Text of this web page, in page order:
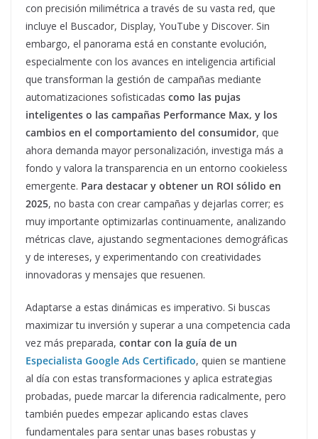
con precisión milimétrica a través de su vasta red, que
incluye el Buscador, Display, YouTube y Discover. Sin
embargo, el panorama está en constante evolución,
especialmente con los avances en inteligencia artificial
que transforman la gestión de campañas mediante
automatizaciones sofisticadas como las pujas
inteligentes o las campañas Performance Max, y los
cambios en el comportamiento del consumidor, que
ahora demanda mayor personalización, investiga más a
fondo y valora la transparencia en un entorno cookieless
emergente. Para destacar y obtener un ROI sólido en
2025, no basta con crear campañas y dejarlas correr; es
muy importante optimizarlas continuamente, analizando
métricas clave, ajustando segmentaciones demográficas
y de intereses, y experimentando con creatividades
innovadoras y mensajes que resuenen.
Adaptarse a estas dinámicas es imperativo. Si buscas
maximizar tu inversión y superar a una competencia cada
vez más preparada, contar con la guía de un
Especialista Google Ads Certificado, quien se mantiene
al día con estas transformaciones y aplica estrategias
probadas, puede marcar la diferencia radicalmente, pero
también puedes empezar aplicando estas claves
fundamentales para sentar unas bases robustas y